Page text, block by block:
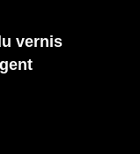
vernis